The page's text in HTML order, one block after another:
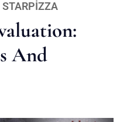
STARPIZZA
And